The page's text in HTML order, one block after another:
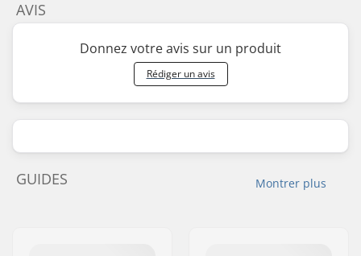
AVIS
Donnez votre avis sur un produit
Rédiger un avis
Montrer plus
GUIDES